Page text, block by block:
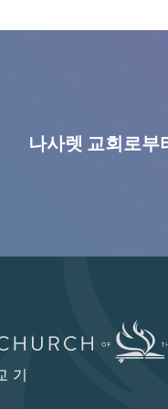
나사렛 교회로부
기